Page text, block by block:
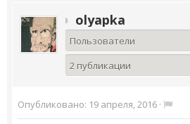
olyapka
Пользователи
2 публикации
Опубликовано: 19 апреля, 2016 ·